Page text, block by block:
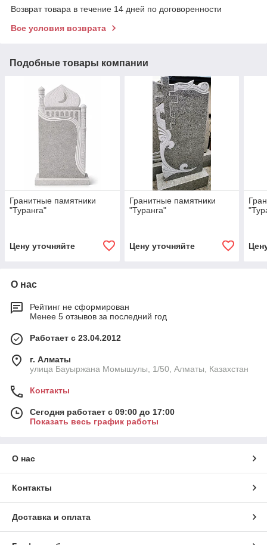
Возврат товара в течение 14 дней по договоренности
Все условия возврата
Подобные товары компании
Гранитные памятники
"Туранга"
Цену уточняйте
Гранитные памятники
"Туранга"
Цену уточняйте
О нас
Рейтинг не сформирован
Менее 5 отзывов за последний год
Работает с 23.04.2012
г. Алматы
улица Бауыржана Момышулы, 1/50, Алматы, Казахстан
Контакты
Сегодня работает с 09:00 до 17:00
Показать весь график работы
О нас
Контакты
Доставка и оплата